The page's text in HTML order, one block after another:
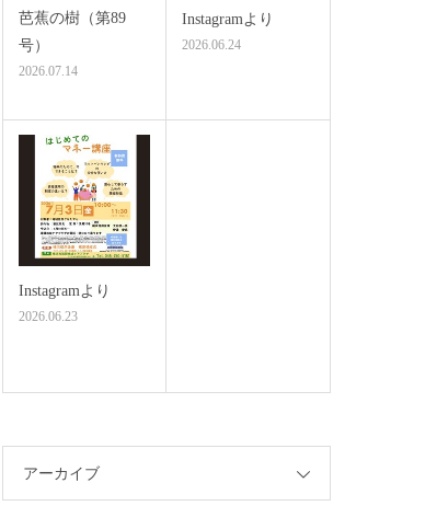
芭蕉の樹（第89
号）
2026.07.14
Instagramより
2026.06.24
Instagramより
2026.06.23
アーカイブ